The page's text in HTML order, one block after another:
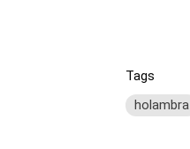
Tags
holambra